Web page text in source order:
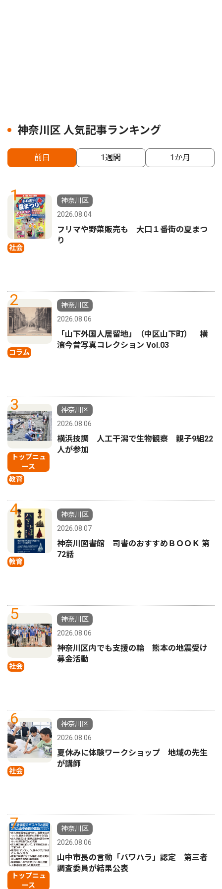
神奈川区 人気記事ランキング
前日 1週間 1か月
1
社会
神奈川区
2026.08.04
フリマや野菜販売も 大口１番街の夏まつ
り
2
コラム
神奈川区
2026.08.06
「山下外国人居留地」（中区山下町） 横
濱今昔写真コレクション Vol.03
3
トップニュ
ース
教育
神奈川区
2026.08.06
横浜技調 人工干潟で生物観察 親子9組22
人が参加
4
教育
神奈川区
2026.08.07
神奈川図書館 司書のおすすめＢＯＯＫ 第
72話
5
社会
神奈川区
2026.08.06
神奈川区内でも支援の輪 熊本の地震受け
募金活動
6
社会
神奈川区
2026.08.06
夏休みに体験ワークショップ 地域の先生
が講師
7
トップニュ
ース
神奈川区
2026.08.06
山中市長の言動「パワハラ」認定 第三者
調査委員が結果公表